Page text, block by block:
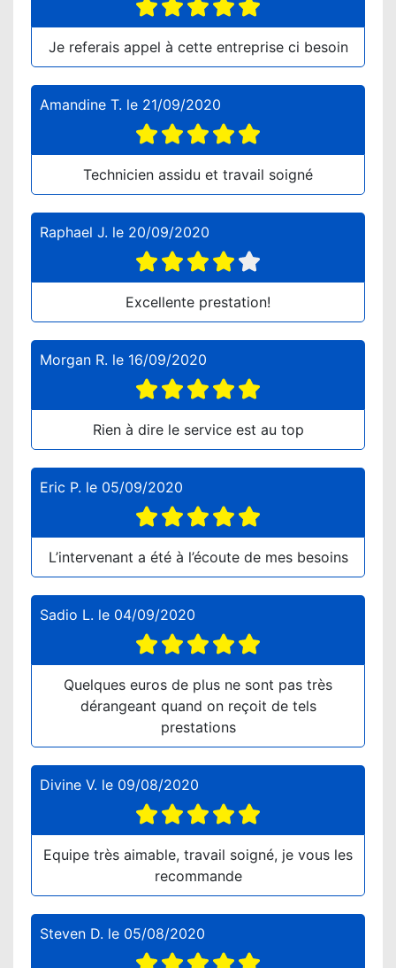
Je referais appel à cette entreprise ci besoin
Amandine T. le 21/09/2020
Technicien assidu et travail soigné
Raphael J. le 20/09/2020
Excellente prestation!
Morgan R. le 16/09/2020
Rien à dire le service est au top
Eric P. le 05/09/2020
L’intervenant a été à l’écoute de mes besoins
Sadio L. le 04/09/2020
Quelques euros de plus ne sont pas très
dérangeant quand on reçoit de tels
prestations
Divine V. le 09/08/2020
Equipe très aimable, travail soigné, je vous les
recommande
Steven D. le 05/08/2020